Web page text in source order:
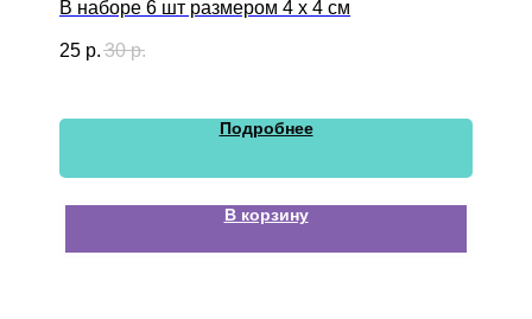
В наборе 6 шт размером 4 х 4 см
25 р. 30 р.
Подробнее
В корзину